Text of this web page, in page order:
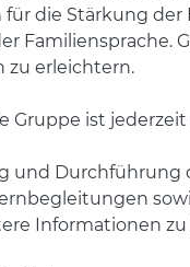
die Stärkung
Familiensprache.
zu erleichtern.
Gruppe ist
und Durchführung
Informationen zu